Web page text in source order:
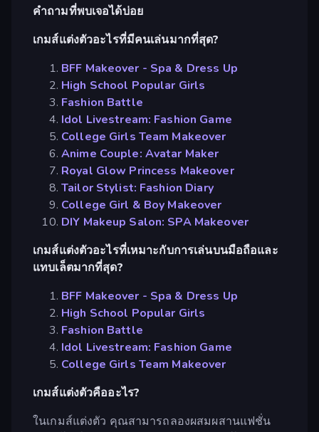
คำถามที่พบเจอได้บ่อย
เกมส์แต่งตัวอะไรที่มีคนเล่นมากที่สุด?
BFF Makeover - Spa & Dress Up
High School Popular Girls
Fashion Battle
Idol Livestream: Fashion Game
College Girls Team Makeover
Anime Couple: Avatar Maker
Royal Glow Princess Makeover
Tailor Stylist: Fashion Diary
College Girl & Boy Makeover
DIY Makeup Salon: SPA Makeover
เกมส์แต่งตัวอะไรที่เหมาะกับการเล่นบนมือถือและ
แทบเล็ตมากที่สุด?
BFF Makeover - Spa & Dress Up
High School Popular Girls
Fashion Battle
Idol Livestream: Fashion Game
College Girls Team Makeover
เกมส์แต่งตัวคืออะไร?
ในเกมส์แต่งตัว คุณสามารถลองผสมผสานแฟชั่น